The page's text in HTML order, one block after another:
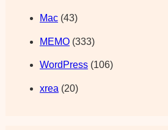
Mac (43)
MEMO (333)
WordPress (106)
xrea (20)